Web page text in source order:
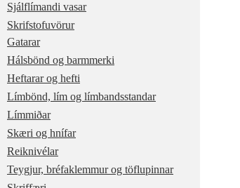
Sjálflímandi vasar
Skrifstofuvörur
Gatarar
Hálsbönd og barmmerki
Heftarar og hefti
Límbönd, lím og límbandsstandar
Límmiðar
Skæri og hnífar
Reiknivélar
Teygjur, bréfaklemmur og töflupinnar